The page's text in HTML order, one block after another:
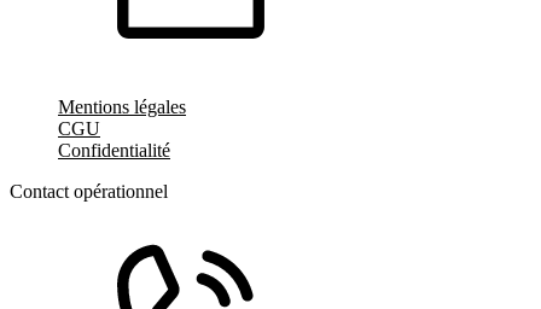
Mentions légales
CGU
Confidentialité
Contact opérationnel